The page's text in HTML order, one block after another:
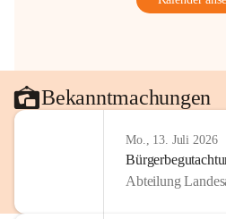
Bekanntmachungen
Mo., 13. Juli 2026
Abteilung